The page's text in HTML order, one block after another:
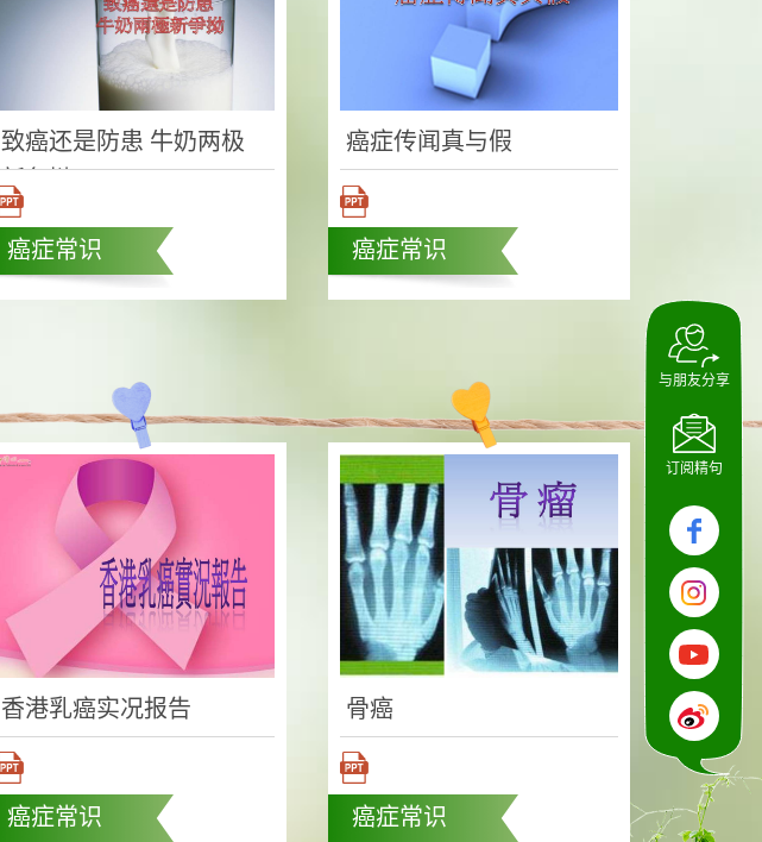
致癌还是防患 牛奶两极
新争拗
癌症常识
癌症传闻真与假
癌症常识
香港乳癌实况报告
癌症常识
骨癌
癌症常识
与朋友分享
订阅精句